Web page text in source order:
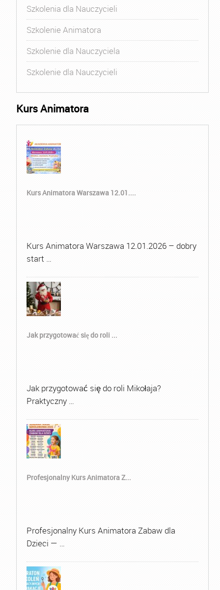
Szkolenia dla Nauczycieli
Szkolenie Animatora
Szkolenie dla Nauczyciela
Szkolenie dla Nauczycieli
Kurs Animatora
Kurs Animatora Warszawa 12.01....
Kurs Animatora Warszawa 12.01.2026 – dobry
start …
Jak przygotować się do roli ...
Jak przygotować się do roli Mikołaja?
Praktyczny …
Profesjonalny Kurs Animatora Z...
Profesjonalny Kurs Animatora Zabaw dla
Dzieci — …